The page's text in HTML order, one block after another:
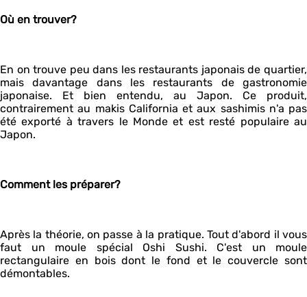
Où en trouver?
En on trouve peu dans les restaurants japonais de quartier,
mais davantage dans les restaurants de gastronomie
japonaise. Et bien entendu, au Japon. Ce produit,
contrairement au makis California et aux sashimis n'a pas
été exporté à travers le Monde et est resté populaire au
Japon.
Comment les préparer?
Après la théorie, on passe à la pratique. Tout d'abord il vous
faut un moule spécial Oshi Sushi. C'est un moule
rectangulaire en bois dont le fond et le couvercle sont
démontables.